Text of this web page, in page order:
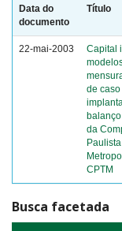
Data do
documento
Título
22-mai-2003
Capital
de
da
CPTM
Busca facetada